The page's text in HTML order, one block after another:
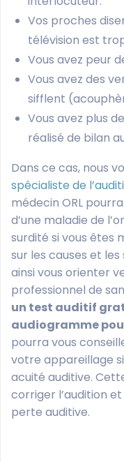
Vos proches
télévision est
Vous avez peur
Vous avez des
sifflent
Vous avez plus
réalisé de bilan
Dans ce cas, nous
spécialiste de
médecin ORL
d’une maladie de
surdité si vous êtes
sur les causes et
ainsi vous orienter
professionnel de
un test auditif
audiogramme
pourra vous
votre appareillage
acuité auditive.
corriger l’audition
perte auditive.